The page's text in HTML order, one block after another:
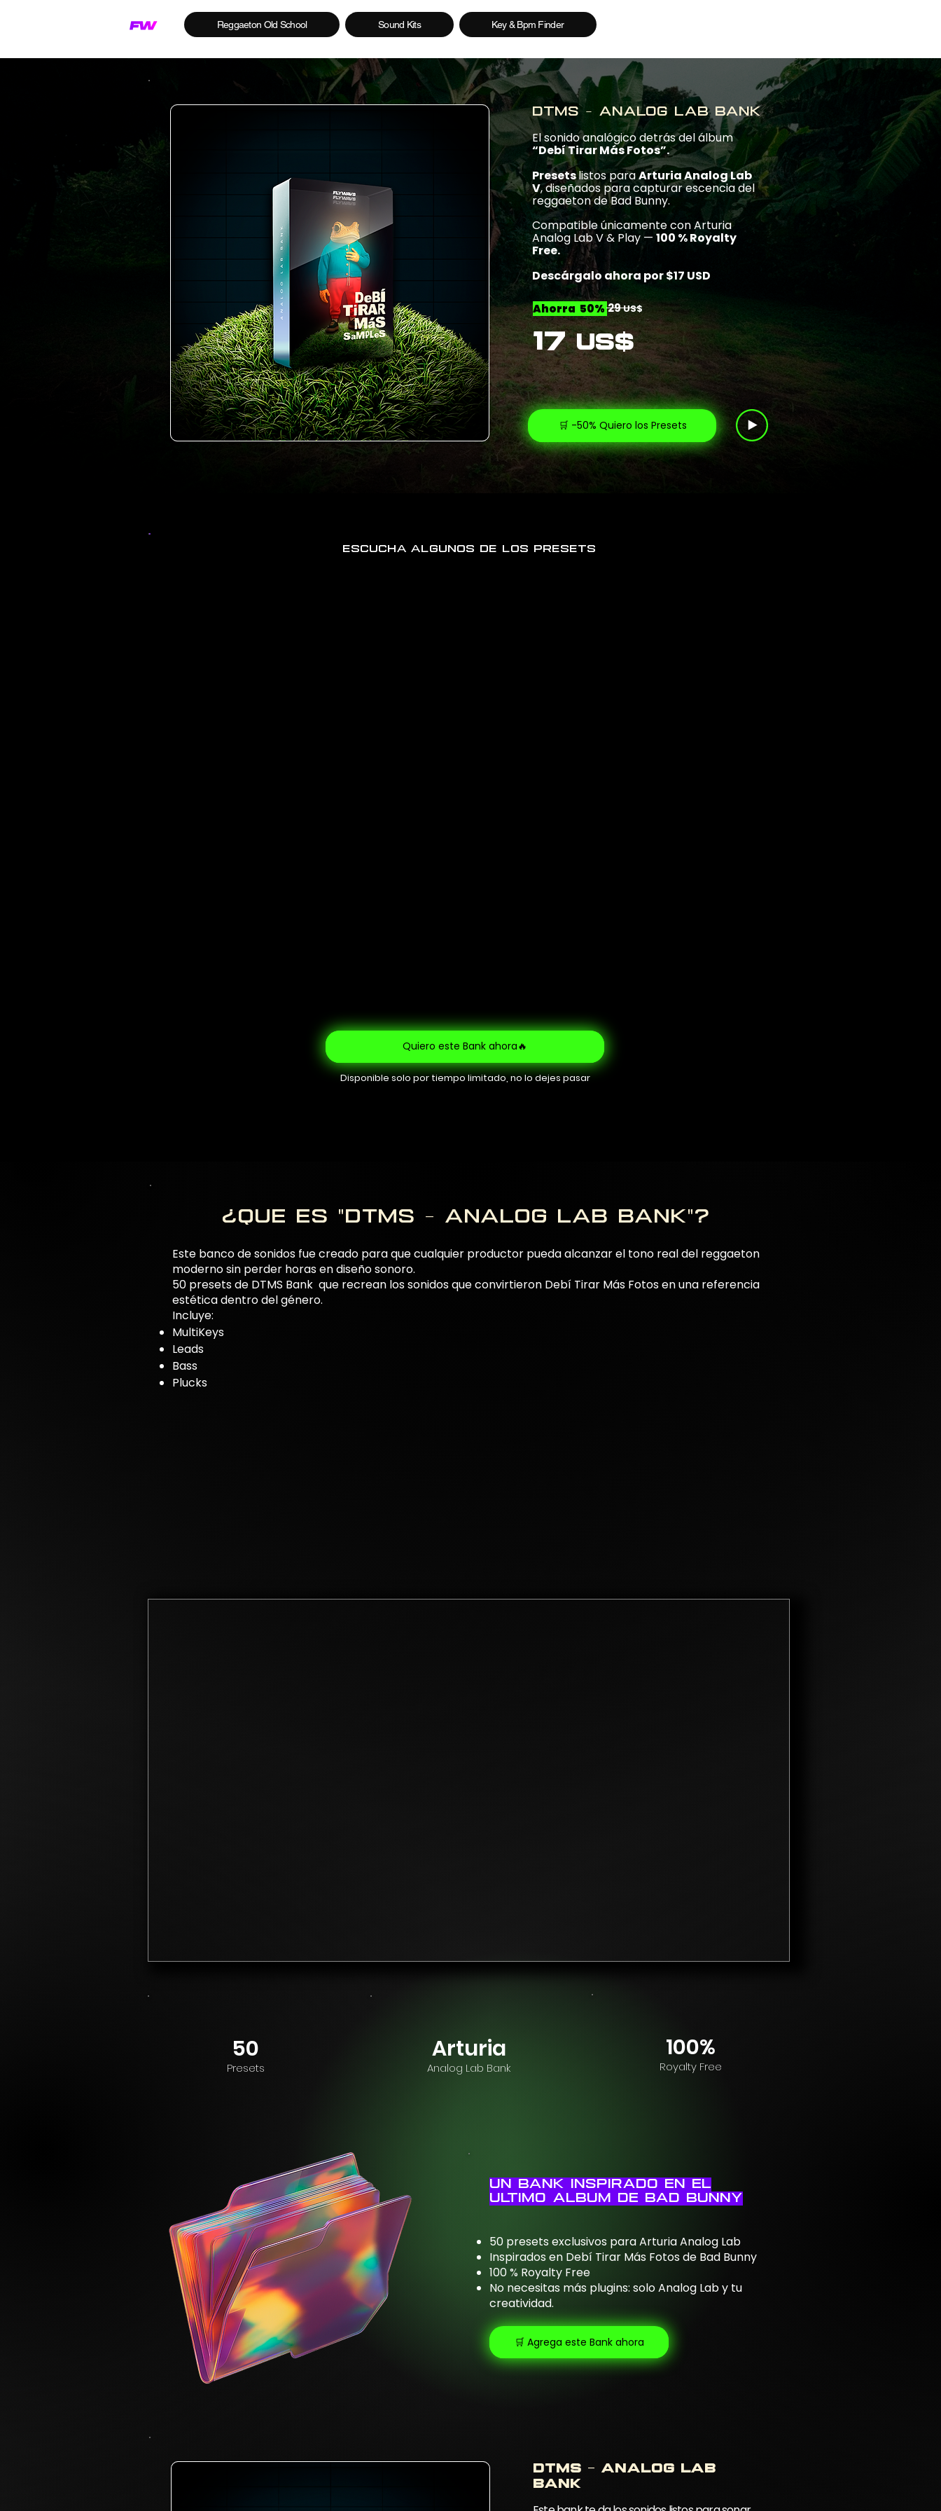
Reggaeton Old School Sound Kits Key & Bpm Finder
Dtms - analog lab bank
El sonido analógico detrás del álbum
“Debí Tirar Más Fotos”.
Presetslistos paraArturia Analog Lab
V, diseñados para capturar escencia del
reggaeton de Bad Bunny.
Compatible únicamente con Arturia
Analog Lab V & Play — 100 % Royalty
Free.
Descárgalo ahora por $17 USD
Ahorra 50%29US$
17US$
🛒 -50% Quiero los Presets
Escucha algunos de los presets
Quiero este Bank ahora🔥
Disponible solo por tiempo limitado, no lo dejes pasar
¿que es "dTms - analog lab bank"?
Este banco de sonidos fue creado para que cualquier productor pueda alcanzar el tono real del reggaeton
moderno sin perder horas en diseño sonoro.
50 presets de DTMS Bank que recrean los sonidos que convirtieron Debí Tirar Más Fotos en una referencia
estética dentro del género.
Incluye:
MultiKeys
Leads
Bass
Plucks
50
Presets
Arturia
Analog Lab Bank
100%
Royalty Free
​Un ​​​​bank inspirado en el
ultimo album de Bad Bunny
50 presets exclusivos para Arturia Analog Lab
Inspirados en Debí Tirar Más Fotos de Bad Bunny
100 % Royalty Free
No necesitas más plugins: solo Analog Lab y tu
creatividad.
🛒 Agrega este Bank ahora
Dtms - analog lab
bank